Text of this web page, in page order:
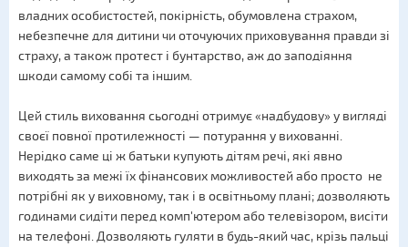
владних особистостей, покірність, обумовлена страхом,
небезпечне для дитини чи оточуючих приховування правди зі
страху, а також протест і бунтарство, аж до заподіяння
шкоди самому собі та іншим.
Цей стиль виховання сьогодні отримує «надбудову» у вигляді
своєї повної протилежності — потурання у вихованні.
Нерідко саме ці ж батьки купують дітям речі, які явно
виходять за межі їх фінансових можливостей або просто не
потрібні як у виховному, так і в освітньому плані; дозволяють
годинами сидіти перед комп'ютером або телевізором, висіти
на телефоні. Дозволяють гуляти в будь-який час, крізь пальці